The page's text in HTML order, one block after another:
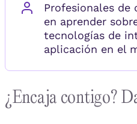
Profesionales de
en aprender
tecnologías de
aplicación en el
¿Encaja contigo?